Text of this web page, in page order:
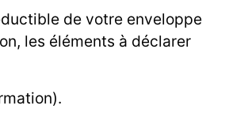
de votre enveloppe
les éléments à déclarer